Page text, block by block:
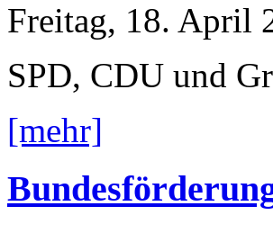
Freitag, 18. April
SPD, CDU und
[mehr]